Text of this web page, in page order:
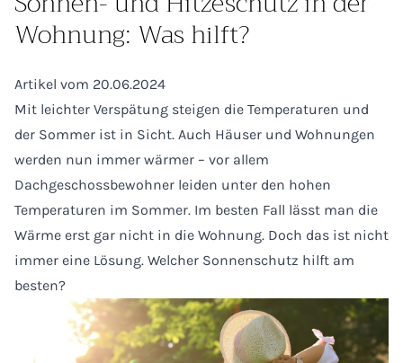
Wohnung: Was hilft?
Artikel vom 20.06.2024
Mit leichter Verspätung steigen die Temperaturen und
der Sommer ist in Sicht. Auch Häuser und Wohnungen
werden nun immer wärmer – vor allem
Dachgeschossbewohner leiden unter den hohen
Temperaturen im Sommer. Im besten Fall lässt man die
Wärme erst gar nicht in die Wohnung. Doch das ist nicht
immer eine Lösung. Welcher Sonnenschutz hilft am
besten?